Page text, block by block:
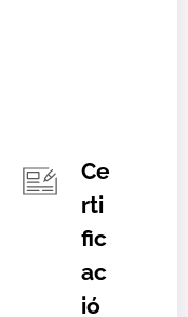
Ce
rti
fic
ac
ió